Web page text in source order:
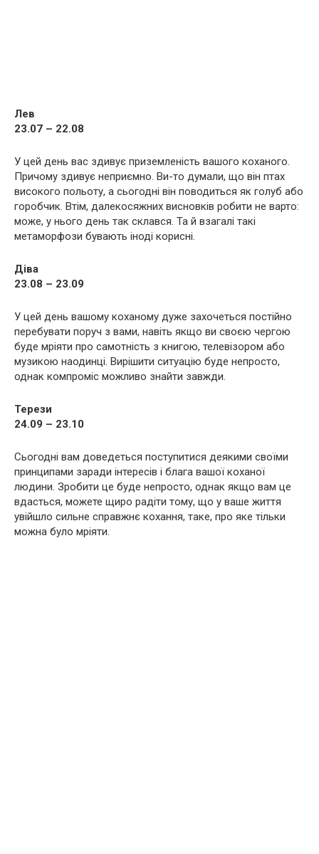
Лев
23.07 – 22.08
У цей день вас здивує приземленість вашого коханого.
Причому здивує неприємно. Ви-то думали, що він птах
високого польоту, а сьогодні він поводиться як голуб або
горобчик. Втім, далекосяжних висновків робити не варто:
може, у нього день так склався. Та й взагалі такі
метаморфози бувають іноді корисні.
Діва
23.08 – 23.09
У цей день вашому коханому дуже захочеться постійно
перебувати поруч з вами, навіть якщо ви своєю чергою
буде мріяти про самотність з книгою, телевізором або
музикою наодинці. Вирішити ситуацію буде непросто,
однак компроміс можливо знайти завжди.
Терези
24.09 – 23.10
Сьогодні вам доведеться поступитися деякими своїми
принципами заради інтересів і блага вашої коханої
людини. Зробити це буде непросто, однак якщо вам це
вдасться, можете щиро радіти тому, що у ваше життя
увійшло сильне справжнє кохання, таке, про яке тільки
можна було мріяти.